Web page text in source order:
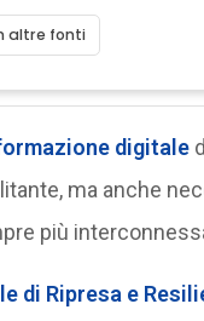
altre fonti
digitale
ma anche
più
di Ripresa e